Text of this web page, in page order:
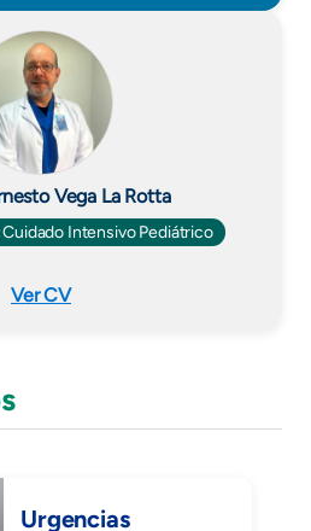
Vega La Rotta
Intensivo Pediátrico
Ver CV
Urgencias